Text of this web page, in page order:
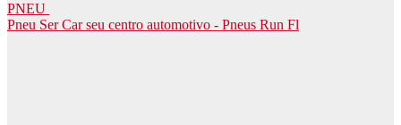
PNEU
Pneu Ser Car seu centro automotivo - Pneus Run Fl